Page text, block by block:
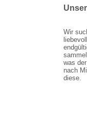
Wir
was
nach
diese.